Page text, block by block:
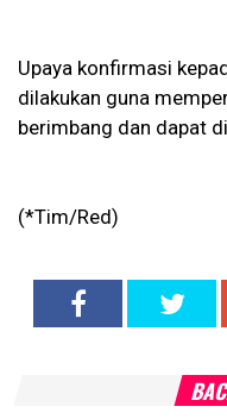
Upaya konfirmasi
dilakukan guna
berimbang dan dapat
(*Tim/Red)